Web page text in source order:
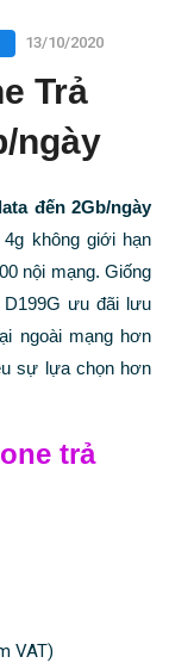
13/10/2020
Trả
ngày
đến 2Gb/ngày
không giới hạn
nội mạng. Giống
D199G ưu đãi lưu
ngoài mạng hơn
sự lựa chọn hơn
trả
VAT)